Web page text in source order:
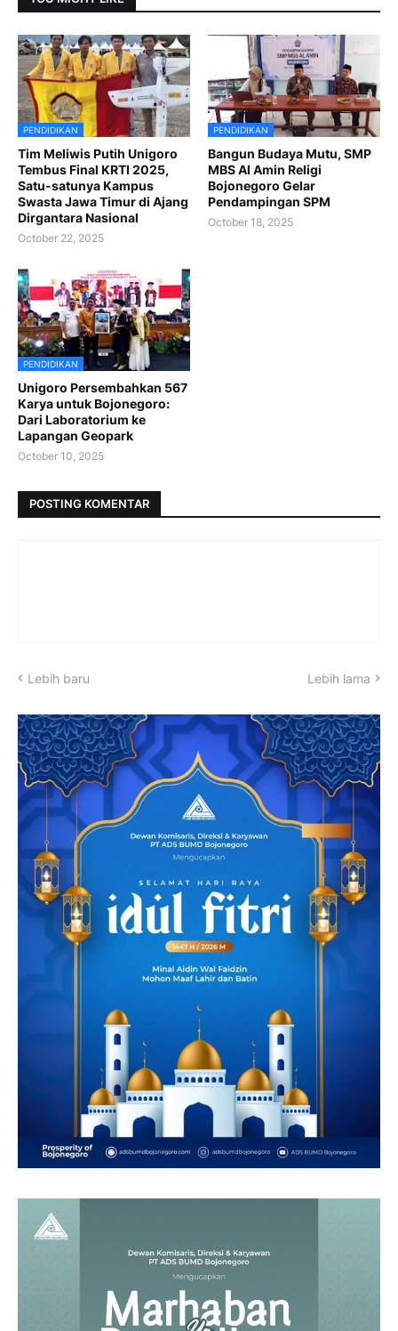
PENDIDIKAN
Tim Meliwis Putih Unigoro
Tembus Final KRTI 2025,
Satu-satunya Kampus
Swasta Jawa Timur di Ajang
Dirgantara Nasional
October 22, 2025
PENDIDIKAN
Bangun Budaya Mutu, SMP
MBS Al Amin Religi
Bojonegoro Gelar
Pendampingan SPM
October 18, 2025
PENDIDIKAN
Unigoro Persembahkan 567
Karya untuk Bojonegoro:
Dari Laboratorium ke
Lapangan Geopark
October 10, 2025
POSTING KOMENTAR
Lebih baru Lebih lama